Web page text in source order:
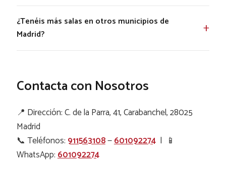
¿Tenéis más salas en otros municipios de
Madrid?
Contacta con Nosotros
📍 Dirección: C. de la Parra, 41, Carabanchel, 28025
Madrid
📞 Teléfonos:911563108—601092274| 📱
WhatsApp:601092274